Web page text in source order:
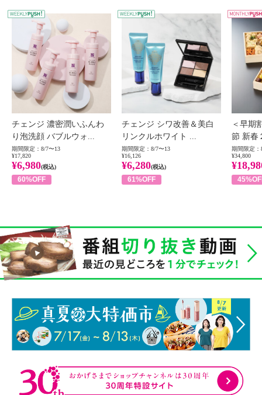
WEEKLY PUSH
チェンジ 濃密潤いふんわ
り泡洗顔 バブルウォ...
期間限定：8/7〜13
¥17,820
¥6,980(税込)
60%OFF
チェンジ シワ改善＆美白
リンクルホワイト ...
期間限定：8/7〜13
¥16,126
¥6,280(税込)
61%OFF
＜早期
節 新春
期間限定：
¥34,800